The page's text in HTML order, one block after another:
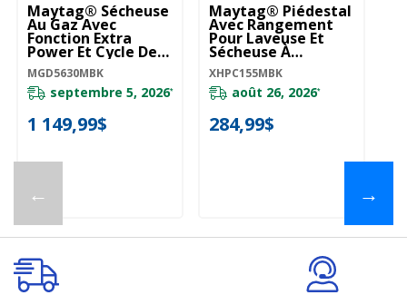
←
Maytag® Sécheuse
Au Gaz Avec
Fonction Extra
Power Et Cycle De
Séchage Rapide -
7.3 Pi Cu
MGD5630MBK
MGD5630MBK
septembre 5, 2026*
1 149,99$
Maytag® Piédestal
Avec Rangement
Pour Laveuse Et
Sécheuse À
Chargement
Frontal De 15,5 Po
XHPC155MBK
XHPC155MBK
août 26, 2026*
284,99$
→